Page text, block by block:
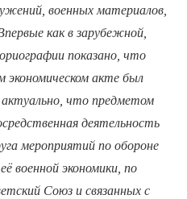
военных материалов,
как в зарубежной,
показано, что
экономическом акте был
что предметом
деятельность
мероприятий по обороне
военной экономики, по
Союз и связанных с